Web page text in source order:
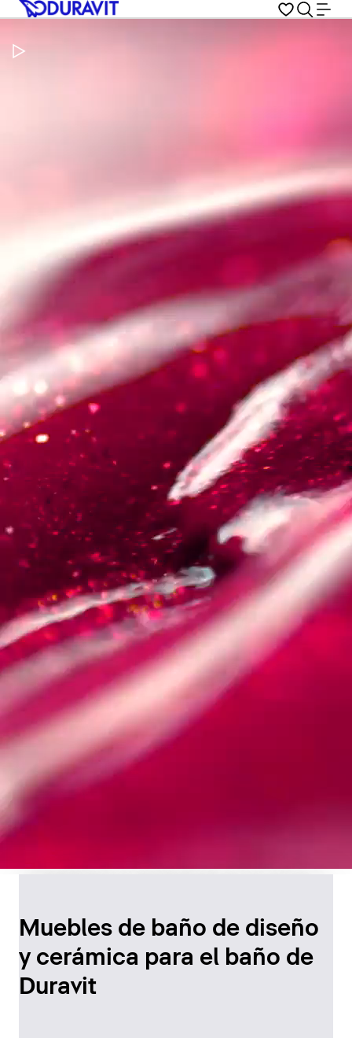
Pausar vídeo
el baño
Descúbralo ahora
Muebles de baño de diseño
y cerámica para el baño de
Duravit